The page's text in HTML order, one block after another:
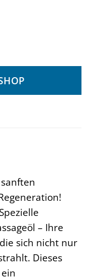
€.
Spezielle
– Ihre
sich nicht nur
Dieses